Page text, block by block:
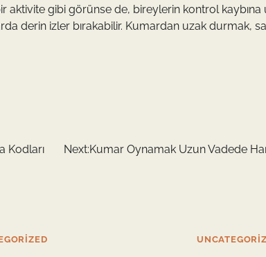
gibi görünse de, bireylerin kontrol kaybına
derin izler bırakabilir. Kumardan uzak durmak,
Kodları Next:Kumar Oynamak Uzun Vadede